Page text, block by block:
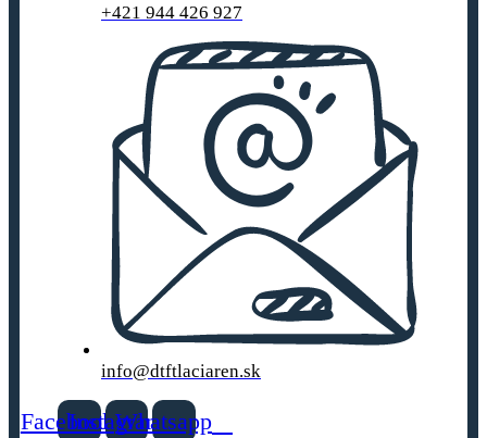
+421 944 426 927
info@dtftlaciaren.sk
FacebookInstagramWhatsapp